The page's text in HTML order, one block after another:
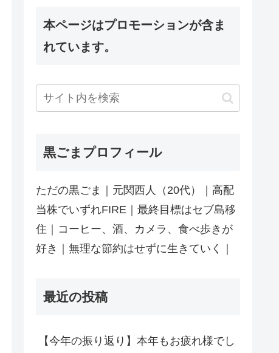
本ページはプロモーションが含ま
れています。
黒ごまプロフィール
ただの黒ごま｜元関西人（20代）｜高配
当株でいずれFIRE｜最終目標はセブ島移
住｜コーヒー、酒、カメラ、食べ歩きが
好き｜無理な節約はせずに生きていく｜
最近の投稿
【今年の振り返り】本年もお疲れ様でし